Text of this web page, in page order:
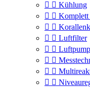
  Kühlung
  Komplett
 
  Luftfilter
 
 
 
 